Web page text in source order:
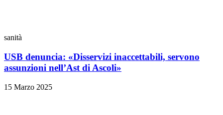
sanità
USB denuncia: «Disservizi inaccettabili, servono
assunzioni nell’Ast di Ascoli»
15 Marzo 2025